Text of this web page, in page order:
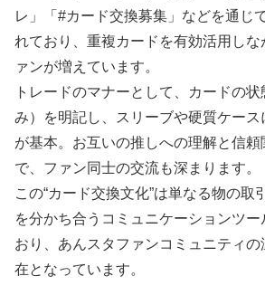
レ」「#カード交換募集」などを通じ
れており、重複カードを有効活用し
ァンが増えています。
トレードのマナーとして、カードの
み）を明記し、スリーブや硬質ケー
が基本。お互いの推しへの理解と信頼
で、ファン同士の交流も深まります。
この“カード交換文化”は単なる物の取
を分かち合うコミュニケーションツ
おり、あんスタファンコミュニティ
在となっています。